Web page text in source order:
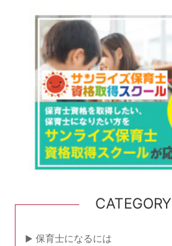
CATEGORY
保育士になるには